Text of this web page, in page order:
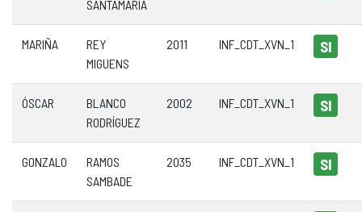
SANTAMARIA
MARIÑA
REY
MIGUENS
2011 INF_CDT_XVN_1 SI
ÓSCAR
BLANCO
RODRÍGUEZ
2002 INF_CDT_XVN_1 SI
GONZALO
RAMOS
SAMBADE
2035 INF_CDT_XVN_1 SI